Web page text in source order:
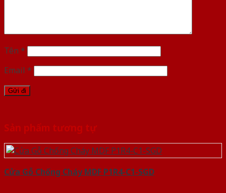
Tên *
Email *
Sản phẩm tương tự
Cửa Gỗ Chống Cháy MDF P1R4-C1-SGD